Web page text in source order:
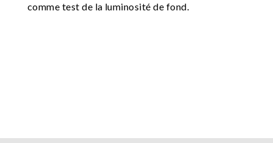
comme test de la luminosité de fond.